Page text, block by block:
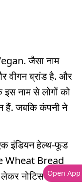
जैसा नाम
वीगन ब्रांड है. और
नाम से लोगों को
हैं. जबकि कंपनी ने
इंडियन हेल्थ-फूड
Wheat Bread
नोटिस जारीOpen App